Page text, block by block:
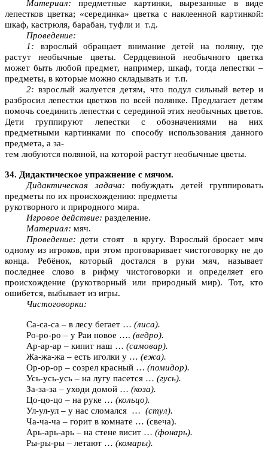
Материал: предметные картинки, вырезанные в виде
лепестков цветка; «серединка» цветка с наклеенной картинкой:
шкаф, кастрюля, барабан, туфли и т.д.
Проведение:
1: взрослый обращает внимание детей на поляну, где
растут необычные цветы. Сердцевиной необычного цветка
может быть любой предмет, например, шкаф, тогда лепестки –
предметы, в которые можно складывать и т.п.
2: взрослый жалуется детям, что подул сильный ветер и
разбросил лепестки цветков по всей полянке. Предлагает детям
помочь соединить лепестки с серединой этих необычных цветов.
Дети группируют лепестки с обозначениями на них
предметными картинками по способу использования данного
предмета, а за-
тем любуются поляной, на которой растут необычные цветы.
34. Дидактическое упражнение с мячом.
Дидактическая задача: побуждать детей группировать
предметы по их происхождению: предметы
рукотворного и природного мира.
Игровое действие: разделение.
Материал: мяч.
Проведение: дети стоят в кругу. Взрослый бросает мяч
одному из игроков, при этом проговаривает чистоговорку не до
конца. Ребёнок, который достался в руки мяч, называет
последнее слово в рифму чистоговорки и определяет его
происхождение (рукотворный или природный мир). Тот, кто
ошибется, выбывает из игры.
Чистоговорки:
Са-са-са – в лесу бегает … (лиса).
Ро-ро-ро – у Раи новое …. (ведро).
Ар-ар-ар – кипит наш … (самовар).
Жа-жа-жа – есть иголки у … (ежа).
Ор-ор-ор – созрел красный … (помидор).
Усь-усь-усь – на лугу пасется … (гусь).
За-за-за – уходи домой … (коза).
Цо-цо-цо – на руке … (кольцо).
Ул-ул-ул – у нас сломался … (стул).
Ча-ча-ча – горит в комнате … (свеча).
Арь-арь-арь – на стене висит … (фонарь).
Ры-ры-ры – летают … (комары).